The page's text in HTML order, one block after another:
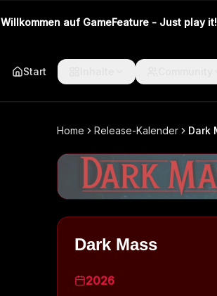
Willkommen auf GameFeature - Just play it!
Start
Home Release-Kalender Dark
Dark Mass
2026